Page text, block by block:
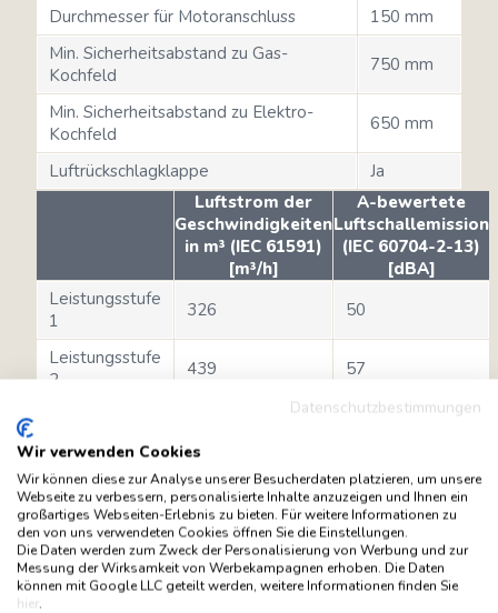
Durchmesser für Motoranschluss
150 mm
Min. Sicherheitsabstand zu Gas-
Kochfeld
750 mm
Min. Sicherheitsabstand zu Elektro-
Kochfeld
650 mm
Luftrückschlagklappe
Ja
Luftstrom der
Geschwindigkeiten
in m³ (IEC 61591)
[m³/h]
A-bewertete
Luftschallemission
(IEC 60704-2-13)
[dBA]
Leistungsstufe
1
326 50
Leistungsstufe
2
439 57
Intensiv 794 71
Technische Daten / Energielabel
Datenschutzbestimmungen
Wir verwenden Cookies
Wir können diese zur Analyse unserer Besucherdaten platzieren, um unsere
Webseite zu verbessern, personalisierte Inhalte anzuzeigen und Ihnen ein
großartiges Webseiten-Erlebnis zu bieten. Für weitere Informationen zu
den von uns verwendeten Cookies öffnen Sie die Einstellungen.
Die Daten werden zum Zweck der Personalisierung von Werbung und zur
Messung der Wirksamkeit von Werbekampagnen erhoben. Die Daten
können mit Google LLC geteilt werden, weitere Informationen finden Sie
hier.